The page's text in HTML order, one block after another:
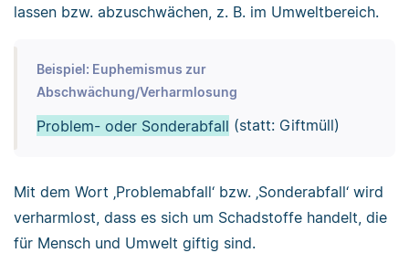
lassen bzw. abzuschwächen, z. B. im Umweltbereich.
Beispiel: Euphemismus zur
Abschwächung/Verharmlosung
Problem- oder Sonderabfall (statt: Giftmüll)
Mit dem Wort ‚Problemabfall‘ bzw. ‚Sonderabfall‘ wird
verharmlost, dass es sich um Schadstoffe handelt, die
für Mensch und Umwelt giftig sind.